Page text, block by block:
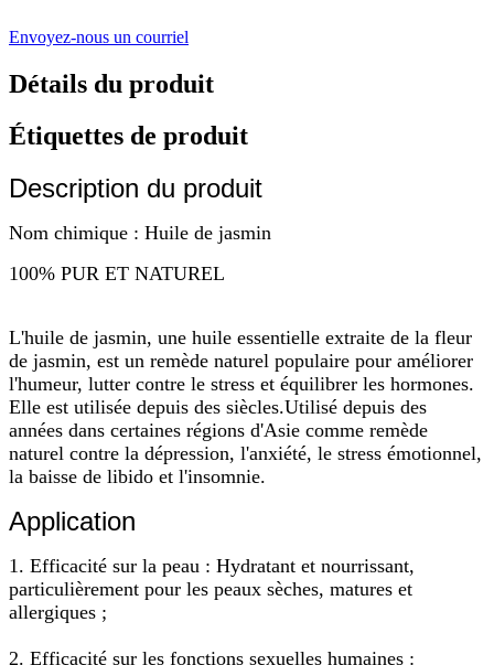
Envoyez-nous un courriel
Détails du produit
Étiquettes de produit
Description du produit
Nom chimique : Huile de jasmin
100% PUR ET NATUREL
L'huile de jasmin, une huile essentielle extraite de la fleur
de jasmin, est un remède naturel populaire pour améliorer
l'humeur, lutter contre le stress et équilibrer les hormones.
Elle est utilisée depuis des siècles.Utilisé depuis des
années dans certaines régions d'Asie comme remède
naturel contre la dépression, l'anxiété, le stress émotionnel,
la baisse de libido et l'insomnie.
Application
1. Efficacité sur la peau : Hydratant et nourrissant,
particulièrement pour les peaux sèches, matures et
allergiques ;
2. Efficacité sur les fonctions sexuelles humaines :